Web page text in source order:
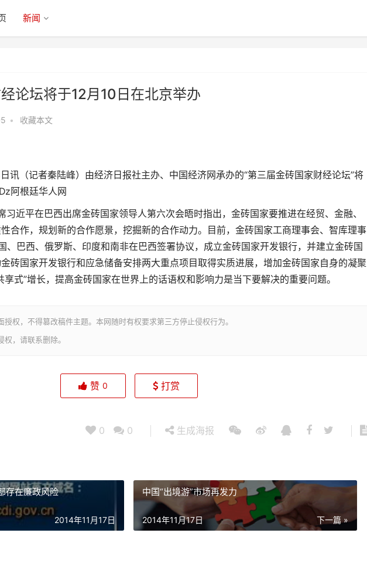
新闻
论坛将于12月10日在北京举办
• 收藏本文
（记者秦陆峰）由经济日报社主办、中国经济网承办的“第三届金砖国家财经论坛”将
阿根廷华人网
近平在巴西出席金砖国家领导人第六次会晤时指出，金砖国家要推进在经贸、金融、
合作，规划新的合作愿景，挖掘新的合作动力。目前，金砖国家工商理事会、智库理事
、巴西、俄罗斯、印度和南非在巴西签署协议，成立金砖国家开发银行，并建立金砖国
砖国家开发银行和应急储备安排两大重点项目取得实质进展，增加金砖国家自身的凝聚
式”增长，提高金砖国家在世界上的话语权和影响力是当下要解决的重要问题。
权，不得篡改稿件主题。本网随时有权要求第三方停止侵权行为。
，请联系删除。
赞 0 打赏
0 0 生成海报
存在廉政风险
2014年11月17日
中国“出境游”市场再发力
下一篇 »
2014年11月17日